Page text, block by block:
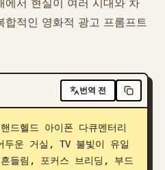
적인 영화적 광고 프롬프트
번역 전
드헬드 아이폰 다큐멘터리
두운 거실, TV 불빛이 유일
들림, 포커스 브리딩, 부드